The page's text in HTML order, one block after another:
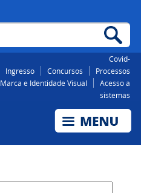
Covid-
Ingresso Concursos
Processos
Marca e Identidade Visual
Acesso a
sistemas